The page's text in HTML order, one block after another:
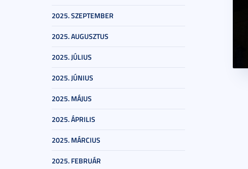
2025. SZEPTEMBER
2025. AUGUSZTUS
2025. JÚLIUS
2025. JÚNIUS
2025. MÁJUS
2025. ÁPRILIS
2025. MÁRCIUS
2025. FEBRUÁR